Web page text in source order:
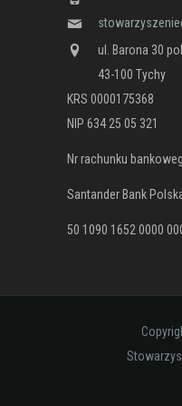
ul. Barona 30
43-100 Tychy
KRS 0000175368
NIP 634 25 05 321
Nr rachunku
Santander Bank
50 1090 1652 0000